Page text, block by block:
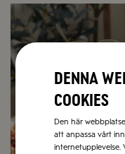
Recept på sommarmat
Denna
cookies
Den här
att anpassa vårt